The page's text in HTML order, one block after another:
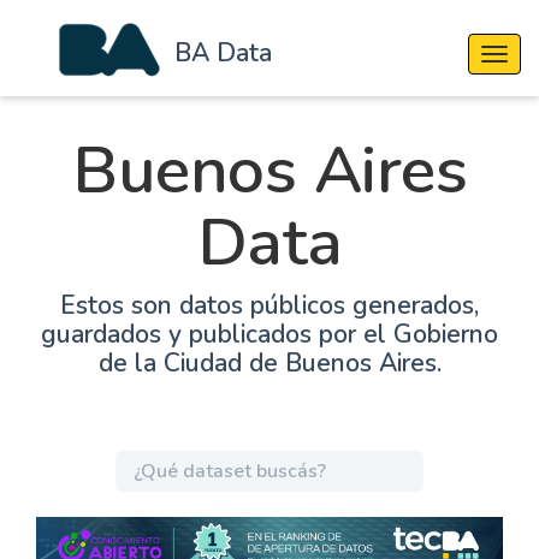
BA Data
Buenos Aires
Data
Estos son datos públicos generados,
guardados y publicados por el Gobierno
de la Ciudad de Buenos Aires.